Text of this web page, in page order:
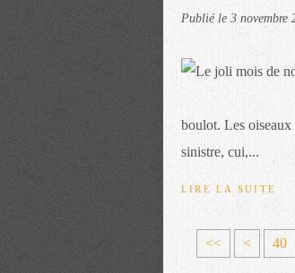
Publié le 3 novembre
boulot. Les oiseaux
sinistre, cui,...
LIRE LA SUITE
<< <
1
2
3
40